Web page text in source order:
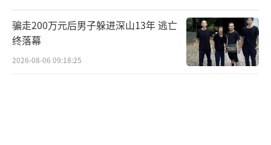
骗走200万元后男子躲进深山13年 逃亡
终落幕
2026-08-06 09:18:25